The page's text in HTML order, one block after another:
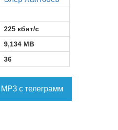
225 кбит/с
9,134 MB
36
MP3 с телеграмм